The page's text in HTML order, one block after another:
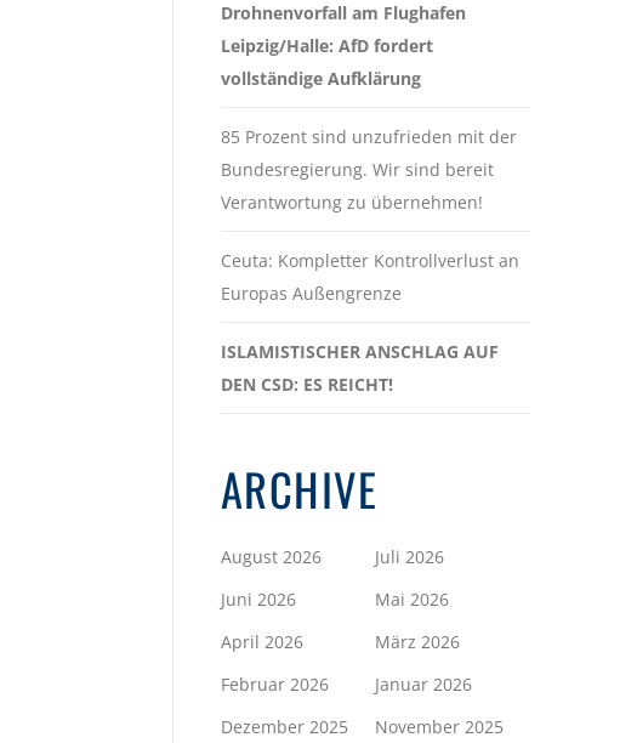
Drohnenvorfall am Flughafen
Leipzig/Halle: AfD fordert
vollständige Aufklärung
85 Prozent sind unzufrieden mit der
Bundesregierung. Wir sind bereit
Verantwortung zu übernehmen!
Ceuta: Kompletter Kontrollverlust an
Europas Außengrenze
ISLAMISTISCHER ANSCHLAG AUF
DEN CSD: ES REICHT!
ARCHIVE
August 2026
Juli 2026
Juni 2026
Mai 2026
April 2026
März 2026
Februar 2026
Januar 2026
Dezember 2025
November 2025